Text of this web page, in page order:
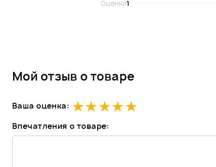
Оценка1
Мой отзыв о товаре
Ваша оценка:
Впечатления о товаре: